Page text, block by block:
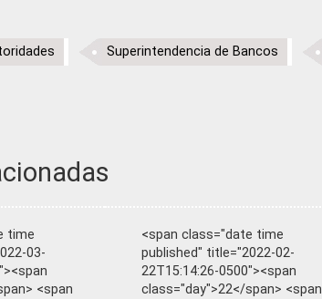
Superintendencia de Bancos
time
03-
<span
<span class="date time
published" title="2022-02-
22T15:14:26-0500"><span
class="day">22</span> <span